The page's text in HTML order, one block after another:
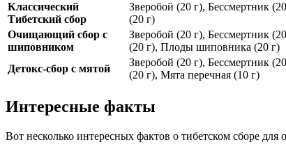
Классический
Тибетский сбор
Зверобой (20 г), Бессмертник
(20 г)
Очищающий сбор с
шиповником
Зверобой (20 г), Бессмертник
(20 г), Плоды шиповника (20 г)
Детокс-сбор с мятой
Зверобой (20 г), Бессмертник
(20 г), Мята перечная (10 г)
Интересные факты
Вот несколько интересных фактов о тибетском сборе для